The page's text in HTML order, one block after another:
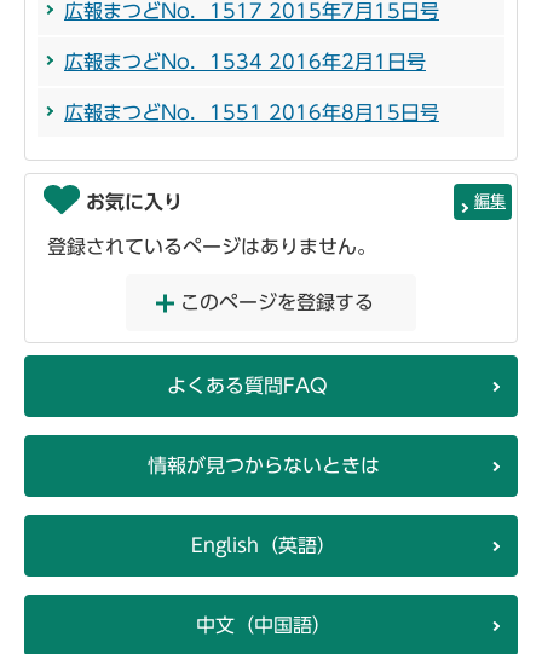
広報まつどNo．1517 2015年7月15日号
広報まつどNo．1534 2016年2月1日号
広報まつどNo．1551 2016年8月15日号
お気に入り 編集
登録されているページはありません。
このページを登録する
よくある質問FAQ
情報が見つからないときは
English（英語）
中文（中国語）